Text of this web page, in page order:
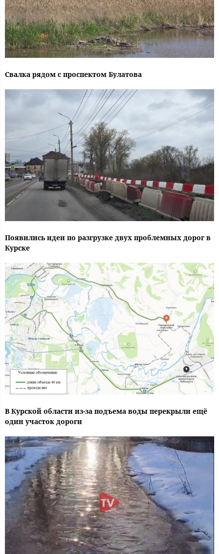
Свалка рядом с проспектом Булатова
Появились идеи по разгрузке двух проблемных дорог в
Курске
В Курской области из-за подъема воды перекрыли ещё
один участок дороги